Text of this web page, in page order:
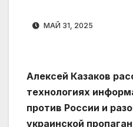
МАЙ 31, 2025
Алексей Казаков
технологиях
против России и
украинской